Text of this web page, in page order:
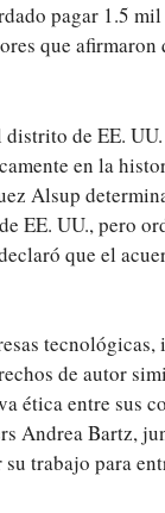
pagar 1.5
que
de EE.
en la
Alsup
EE. UU., pero
que el
de autor
ética entre sus
Andrea Bartz,
trabajo para